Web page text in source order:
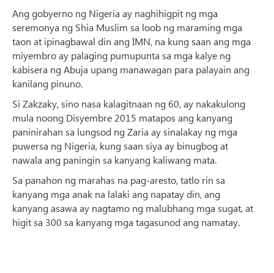
Ang gobyerno ng Nigeria ay naghihigpit ng mga
seremonya ng Shia Muslim sa loob ng maraming mga
taon at ipinagbawal din ang IMN, na kung saan ang mga
miyembro ay palaging pumupunta sa mga kalye ng
kabisera ng Abuja upang manawagan para palayain ang
kanilang pinuno.
Si Zakzaky, sino nasa kalagitnaan ng 60, ay nakakulong
mula noong Disyembre 2015 matapos ang kanyang
paninirahan sa lungsod ng Zaria ay sinalakay ng mga
puwersa ng Nigeria, kung saan siya ay binugbog at
nawala ang paningin sa kanyang kaliwang mata.
Sa panahon ng marahas na pag-aresto, tatlo rin sa
kanyang mga anak na lalaki ang napatay din, ang
kanyang asawa ay nagtamo ng malubhang mga sugat, at
higit sa 300 sa kanyang mga tagasunod ang namatay.